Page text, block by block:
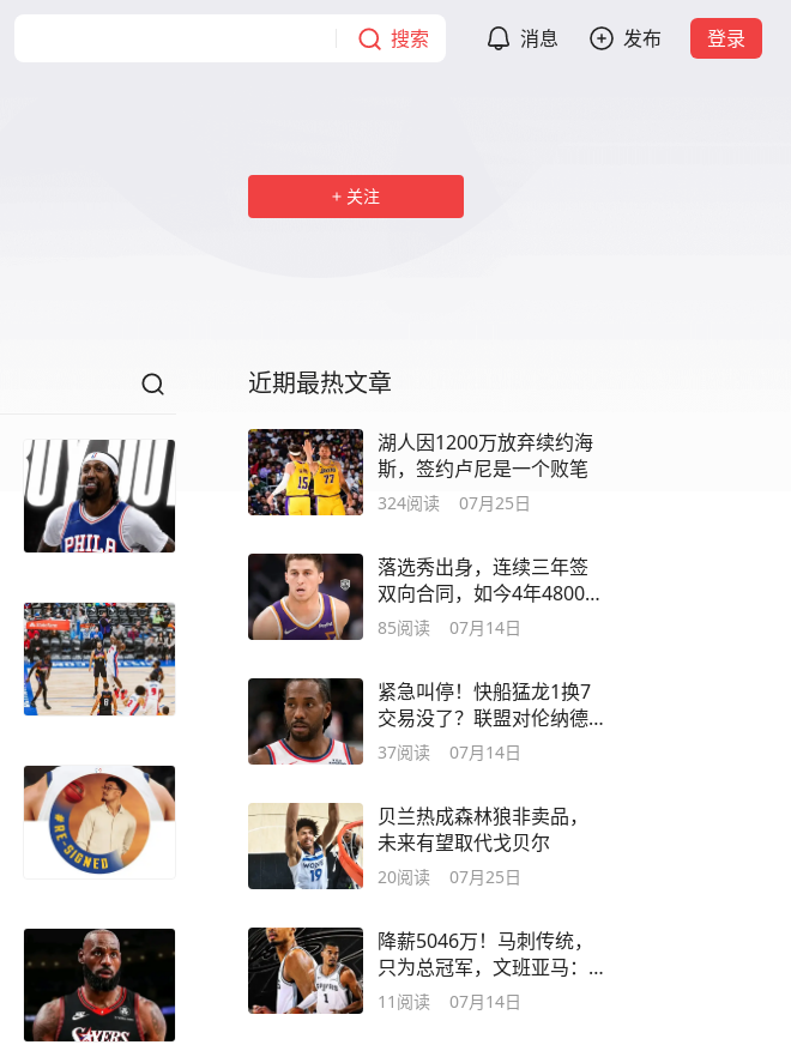
搜索 消息 发布 登录
关注
近期最热文章
湖人因1200万放弃续约海
斯，签约卢尼是一个败笔
324阅读 07月25日
落选秀出身，连续三年签
双向合同，如今4年4800万
续约，熬出头了
85阅读 07月14日
紧急叫停！快船猛龙1换7
交易没了？联盟对伦纳德
的调查尚未结束
37阅读 07月14日
贝兰热成森林狼非卖品，
未来有望取代戈贝尔
20阅读 07月25日
降薪5046万！马刺传统，
只为总冠军，文班亚马：
不惜一切代价
11 阅读 07月14日